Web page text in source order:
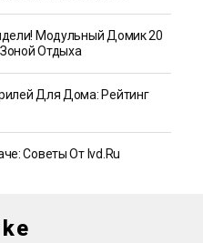
Модульный Домик 20
Отдыха
Для Дома: Рейтинг
Советы От Ivd.ru